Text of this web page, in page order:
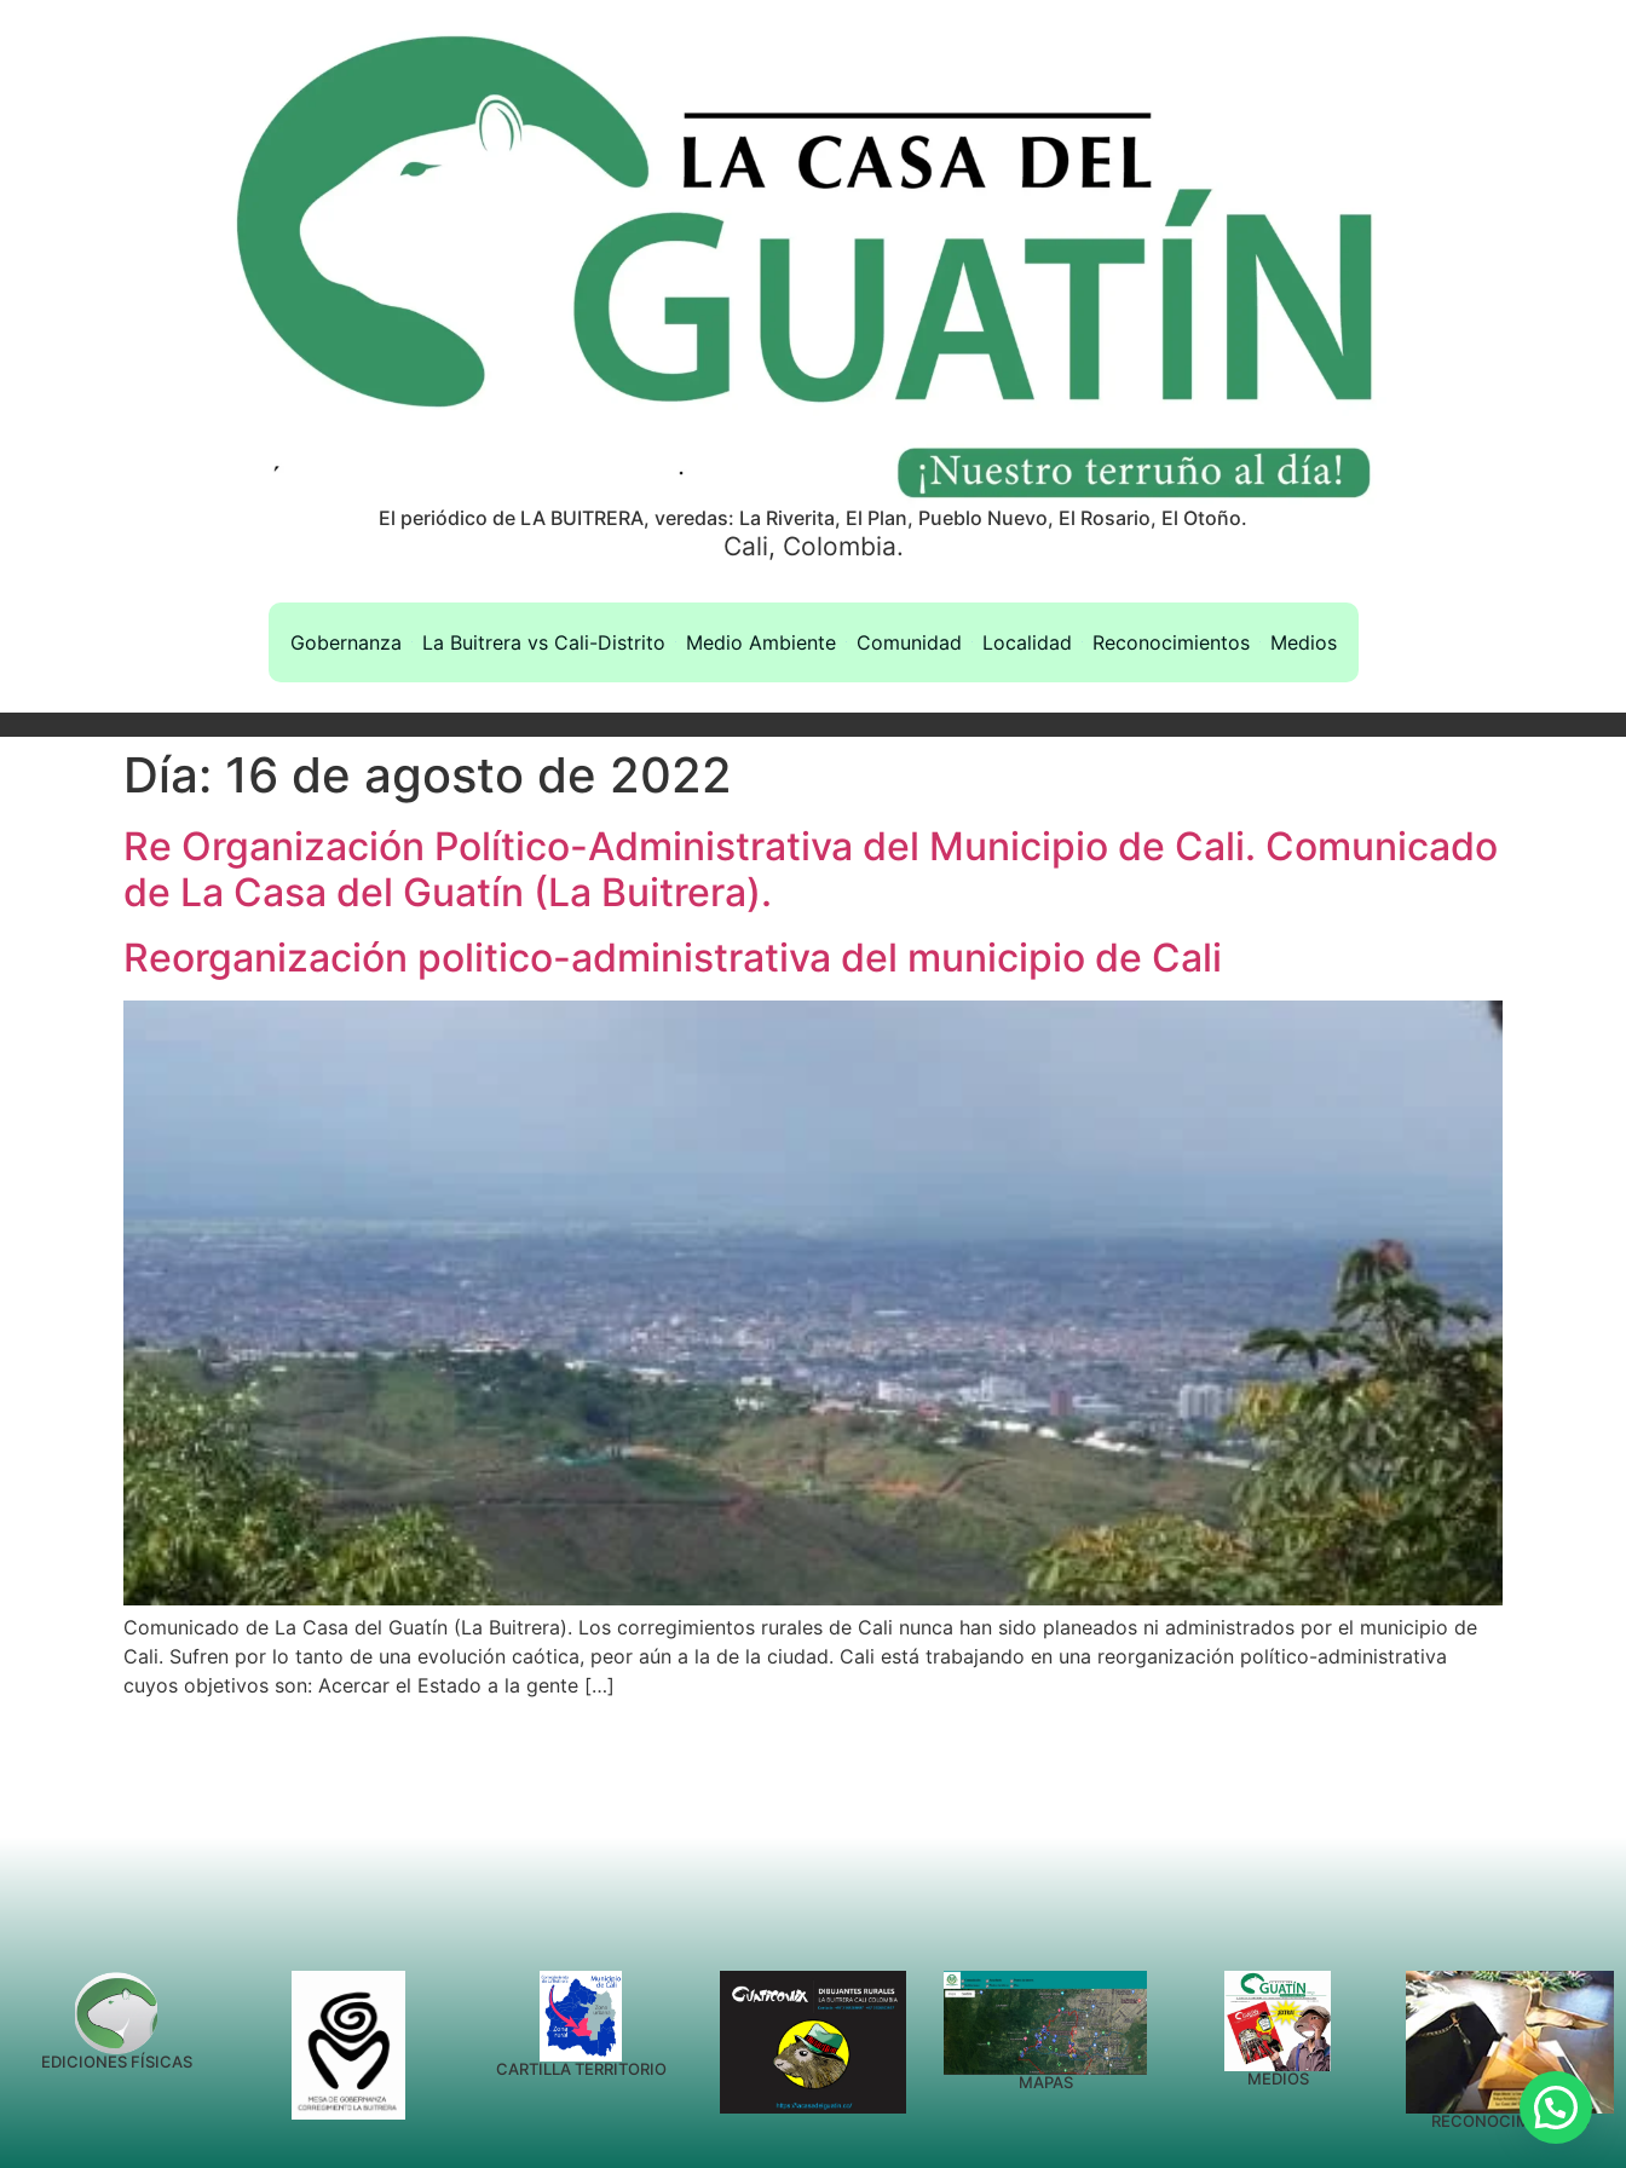
El periódico de LA BUITRERA, veredas: La Riverita, El Plan, Pueblo Nuevo, El Rosario, El Otoño.
Cali, Colombia.
Gobernanza La Buitrera vs Cali-Distrito Medio Ambiente Comunidad Localidad Reconocimientos Medios
Día: 16 de agosto de 2022
Re Organización Político-Administrativa del Municipio de Cali. Comunicado
de La Casa del Guatín (La Buitrera).
Reorganización politico-administrativa del municipio de Cali
Comunicado de La Casa del Guatín (La Buitrera). Los corregimientos rurales de Cali nunca han sido planeados ni administrados por el municipio de
Cali. Sufren por lo tanto de una evolución caótica, peor aún a la de la ciudad. Cali está trabajando en una reorganización político-administrativa
cuyos objetivos son: Acercar el Estado a la gente […]
EDICIONES FÍSICAS CARTILLA TERRITORIO
MAPAS MEDIOS
RECONOCIMIENTOS